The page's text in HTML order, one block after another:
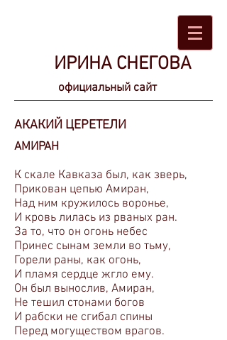
ИРИНА СНЕГОВА
официальный сайт
АКАКИЙ ЦЕРЕТЕЛИ
АМИРАН
К скале Кавказа был, как зверь,
Прикован цепью Амиран,
Над ним кружилось воронье,
И кровь лилась из рваных ран.
За то, что он огонь небес
Принес сынам земли во тьму,
Горели раны, как огонь,
И пламя сердце жгло ему.
Он был вынослив, Амиран,
Не тешил стонами богов
И рабски не сгибал спины
Перед могуществом врагов.